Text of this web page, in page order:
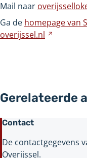
Mail naar
Ga de homepage van
overijssel.nl
Gerelateerde
Contact
De contactgegevens
Overijssel.